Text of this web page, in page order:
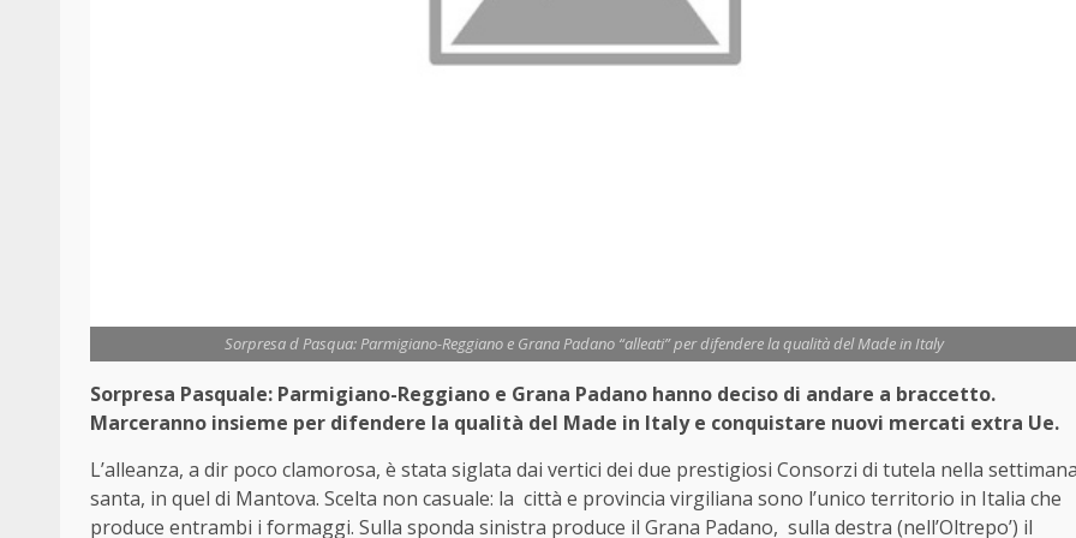
Sorpresa d Pasqua: Parmigiano-Reggiano e Grana Padano “alleati” per difendere la qualità del Made in Italy
Sorpresa Pasquale: Parmigiano-Reggiano e Grana Padano hanno deciso di andare a braccetto.
Marceranno insieme per difendere la qualità del Made in Italy e conquistare nuovi mercati extra Ue.
L’alleanza, a dir poco clamorosa, è stata siglata dai vertici dei due prestigiosi Consorzi di tutela nella
santa, in quel di Mantova. Scelta non casuale: la città e provincia virgiliana sono l’unico territorio in Italia che
produce entrambi i formaggi. Sulla sponda sinistra produce il Grana Padano, sulla destra (nell’Oltrepo’) il